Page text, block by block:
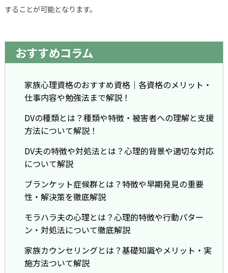
することが可能となります。
おすすめコラム
家族心理資格のおすすめ資格｜各資格のメリット・
仕事内容や勉強法まで解説！
DVの種類とは？種類や特徴・被害者への理解と支援
方法について解説！
DV夫の特徴や対処法とは？心理的背景や適切な対応
について解説
ブランケット症候群とは？特徴や早期発見の重要
性・解決策を徹底解説
モラハラ夫の心理とは？心理的特徴や行動パター
ン・対処法について徹底解説
家族カウンセリングとは？基礎知識やメリット・実
施方法ついて解説